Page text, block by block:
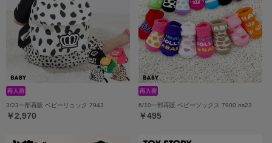
3/23一部再販 ベビーリュック 7943
￥2,970
6/10一部再販 ベビーソックス 7900 os23
￥495